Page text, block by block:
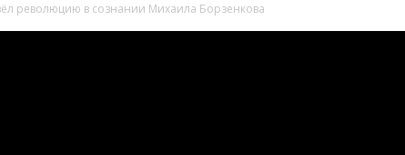
революцию в сознании Михаила Борзенкова